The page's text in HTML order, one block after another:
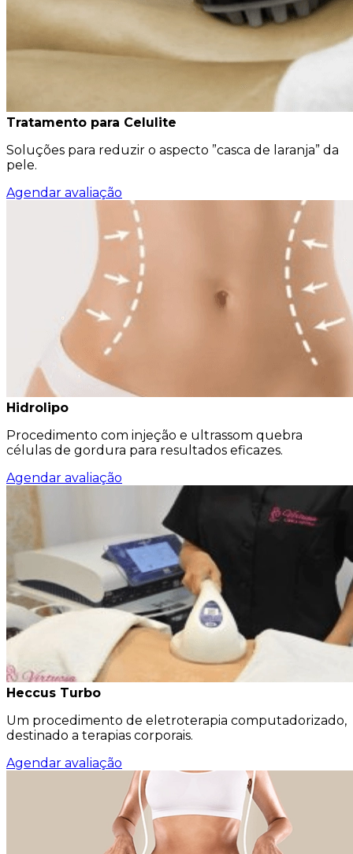
Tratamento para Celulite
Soluções para reduzir o aspecto ”casca de laranja” da
pele.
Agendar avaliação
Hidrolipo
Procedimento com injeção e ultrassom quebra
células de gordura para resultados eficazes.
Agendar avaliação
Heccus Turbo
Um procedimento de eletroterapia computadorizado,
destinado a terapias corporais.
Agendar avaliação